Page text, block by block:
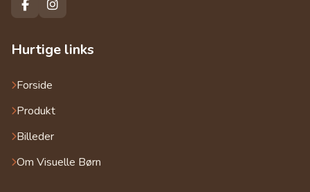
Hurtige links
Forside
Produkt
Billeder
Om Visuelle Børn